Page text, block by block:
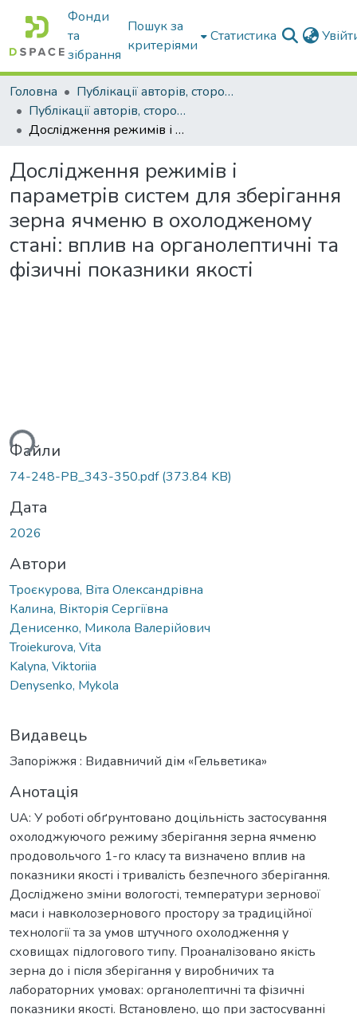
Фонди
та
зібрання
Пошук за
критеріями
Статистика
Головна
Публікації авторів, сторонніх університету
Публікації авторів, сторонніх університету
Дослідження режимів і параметрів систем для зберігання зерна ячменю в охолодженому стані: вплив на органолептичні та фізичні показники якості
Дослідження режимів і
параметрів систем для зберігання
зерна ячменю в охолодженому
стані: вплив на органолептичні та
фізичні показники якості
Файли
74-248-PB_343-350.pdf(373.84 KB)
Дата
2026
Автори
Троєкурова, Віта Олександрівна
Калина, Вікторія Сергіївна
Денисенко, Микола Валерійович
Troiekurova, Vita
Kalyna, Viktoriia
Denysenko, Mykola
Видавець
Запоріжжя : Видавничий дім «Гельветика»
Анотація
UA: У роботі обґрунтовано доцільність застосування
охолоджуючого режиму зберігання зерна ячменю
продовольчого 1-го класу та визначено вплив на
показники якості і тривалість безпечного зберігання.
Досліджено зміни вологості, температури зернової
маси і навколозернового простору за традиційної
технології та за умов штучного охолодження у
сховищах підлогового типу. Проаналізовано якість
зерна до і після зберігання у виробничих та
лабораторних умовах: органолептичні та фізичні
показники якості. Встановлено, що при застосуванні